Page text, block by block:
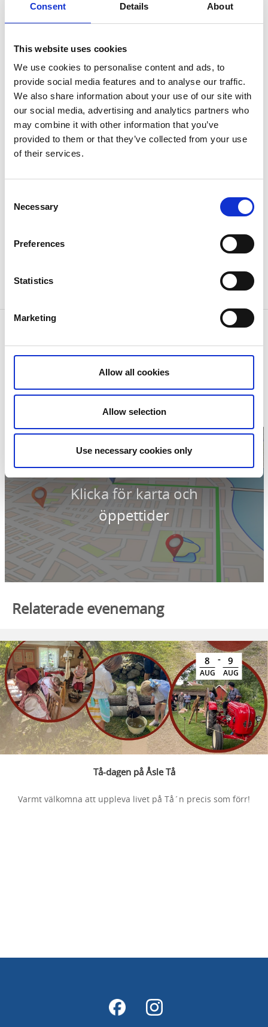
Consent Details About
This website uses cookies
We use cookies to personalise content and ads, to
provide social media features and to analyse our traffic.
We also share information about your use of our site with
our social media, advertising and analytics partners who
may combine it with other information that you’ve
provided to them or that they’ve collected from your use
of their services.
Selection
Necessary
Preferences
Statistics
Marketing
Allow all cookies
Allow selection
Use necessary cookies only
En omgivning rik på historia
Det finns mycket historia bevarad i trakterna kring
Åsle. Passa därför på att vandra längs Åsle mosse-
leden och upptäck tydliga spår efter Åslebornas
torvtäkt. Du kan även besöka fyndplatsen för
Åslevanten samt känna historiens vingslag från Slaget
Åsle tås ställplats hittar du på parkeringen. Under din
vistelse får du tillgång till toaletter, dusch, el, vatten
och fri wi-fi. Tyvärr ingen möjlighet att tömma
Åsle Tå
Åsle, Mularp & Tiarps Hembygdsförening
E-post:info@asleta.se
Klicka för karta och
öppettider
Relaterade evenemang
8
AUG
- 9
AUG
Tå-dagen på Åsle Tå
Varmt välkomna att uppleva livet på Tå´n precis som förr!